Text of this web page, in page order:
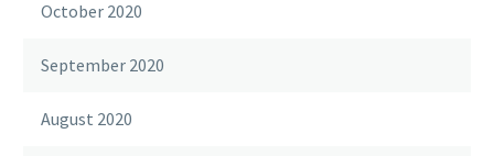
October 2020
September 2020
August 2020